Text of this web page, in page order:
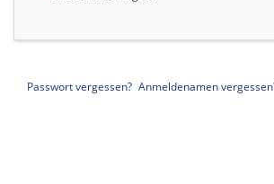
Passwort vergessen? Anmeldenamen